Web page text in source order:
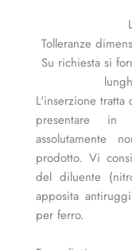
Tolleranze
Su richiesta si
L'inserzione
presentare in
assolutamente
prodotto. Vi
del diluente
apposita
per ferro.